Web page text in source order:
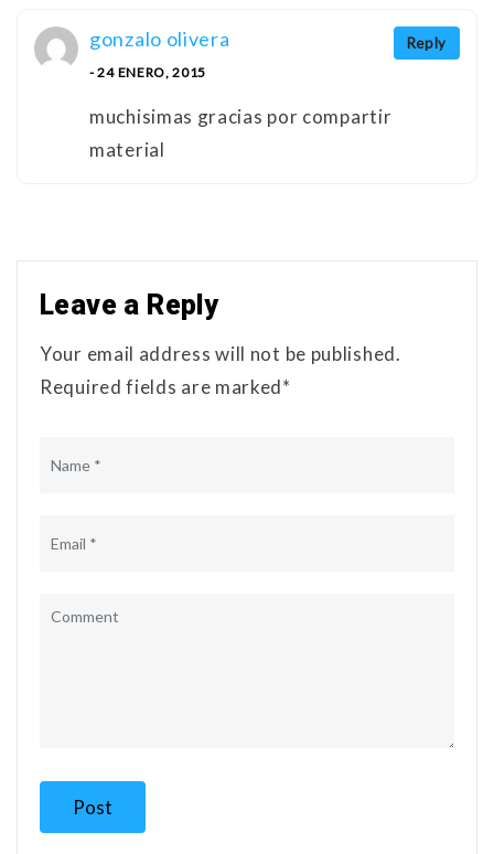
Reply
gonzalo olivera
- 24 ENERO, 2015
muchisimas gracias por compartir
material
Leave a Reply
Your email address will not be published.
Required fields are marked*